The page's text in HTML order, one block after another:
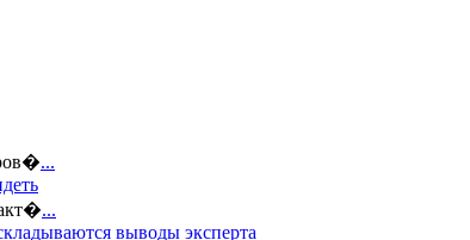
...
...
выводы эксперта